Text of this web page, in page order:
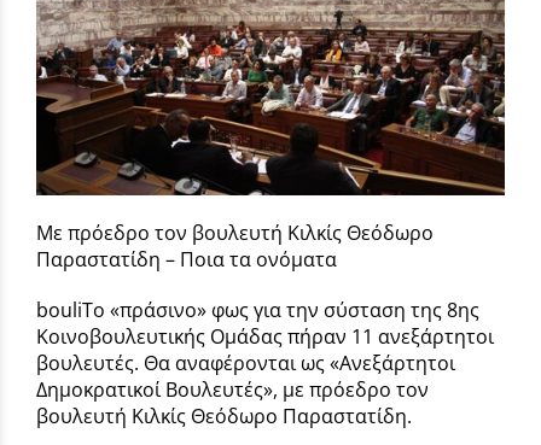
Με πρόεδρο τον βουλευτή Κιλκίς Θεόδωρο
Παραστατίδη – Ποια τα ονόματα
bouliΤο «πράσινο» φως για την σύσταση της 8ης
Κοινοβουλευτικής Ομάδας πήραν 11 ανεξάρτητοι
βουλευτές. Θα αναφέρονται ως «Ανεξάρτητοι
Δημοκρατικοί Βουλευτές», με πρόεδρο τον
βουλευτή Κιλκίς Θεόδωρο Παραστατίδη.